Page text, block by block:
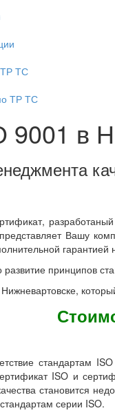
ТР ТС
ТР ТС
в
Вашу
принципов
стандартам
ISO и
становится
серии ISO.